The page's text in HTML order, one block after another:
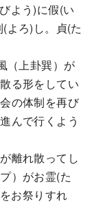
よう)に假(い
よろ)し。貞(た
（上卦巽）が
る形をしてい
の体制を再び
んで行くよう
離れ散ってし
）がお霊(た
お祭りすれ